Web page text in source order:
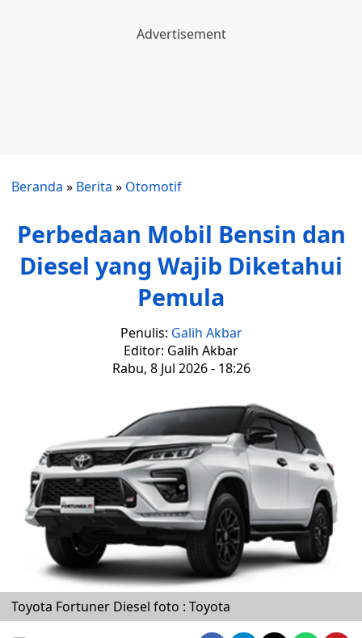
Beranda » Berita » Otomotif
Perbedaan Mobil Bensin dan
Diesel yang Wajib Diketahui
Pemula
Penulis: Galih Akbar
Editor: Galih Akbar
Rabu, 8 Jul 2026 - 18:26
Toyota Fortuner Diesel foto : Toyota